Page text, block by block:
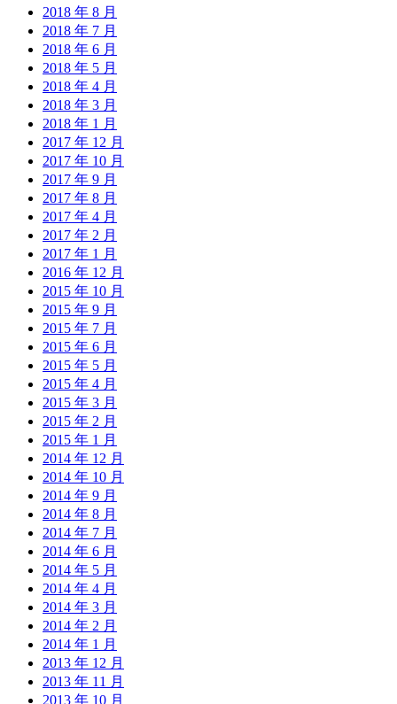
2018 年 8 月
2018 年 7 月
2018 年 6 月
2018 年 5 月
2018 年 4 月
2018 年 3 月
2018 年 1 月
2017 年 12 月
2017 年 10 月
2017 年 9 月
2017 年 8 月
2017 年 4 月
2017 年 2 月
2017 年 1 月
2016 年 12 月
2015 年 10 月
2015 年 9 月
2015 年 7 月
2015 年 6 月
2015 年 5 月
2015 年 4 月
2015 年 3 月
2015 年 2 月
2015 年 1 月
2014 年 12 月
2014 年 10 月
2014 年 9 月
2014 年 8 月
2014 年 7 月
2014 年 6 月
2014 年 5 月
2014 年 4 月
2014 年 3 月
2014 年 2 月
2014 年 1 月
2013 年 12 月
2013 年 11 月
2013 年 10 月